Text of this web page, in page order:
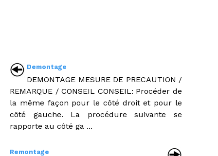
Demontage
DEMONTAGE MESURE DE PRECAUTION /
REMARQUE / CONSEIL CONSEIL: Procéder de
la même façon pour le côté droit et pour le
côté gauche. La procédure suivante se
rapporte au côté ga ...
Remontage